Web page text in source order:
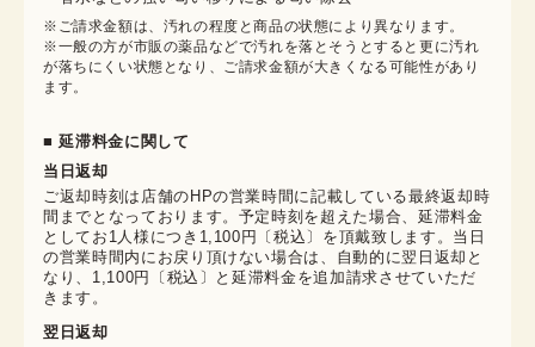
※ご請求金額は、汚れの程度と商品の状態により異なります。
※一般の方が市販の薬品などで汚れを落とそうとすると更に汚れ
が落ちにくい状態となり、ご請求金額が大きくなる可能性があり
ます。
■ 延滞料金に関して
当日返却
ご返却時刻は店舗のHPの営業時間に記載している最終返却時
間までとなっております。予定時刻を超えた場合、延滞料金
としてお1人様につき1,100円〔税込〕を頂戴致します。当日
の営業時間内にお戻り頂けない場合は、自動的に翌日返却と
なり、1,100円〔税込〕と延滞料金を追加請求させていただ
きます。
翌日返却